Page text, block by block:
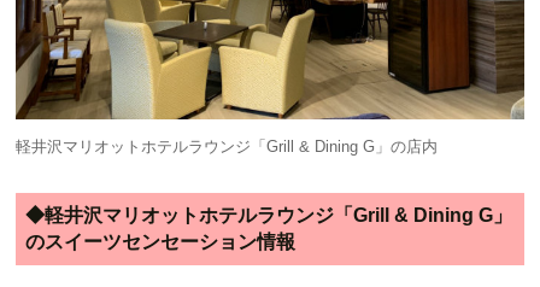
軽井沢マリオットホテルラウンジ「Grill & Dining G」の店内
◆軽井沢マリオットホテルラウンジ「Grill & Dining G」
のスイーツセンセーション情報